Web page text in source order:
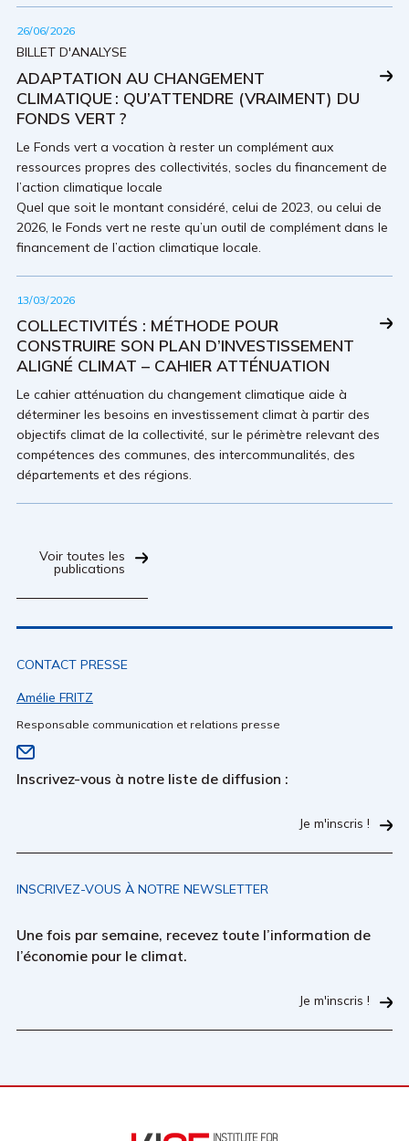
26/06/2026
BILLET D'ANALYSE
ADAPTATION AU CHANGEMENT
CLIMATIQUE : QU’ATTENDRE (VRAIMENT) DU
FONDS VERT ?
Le Fonds vert a vocation à rester un complément aux
ressources propres des collectivités, socles du financement de
l’action climatique locale
Quel que soit le montant considéré, celui de 2023, ou celui de
2026, le Fonds vert ne reste qu’un outil de complément dans le
financement de l’action climatique locale.
13/03/2026
COLLECTIVITÉS : MÉTHODE POUR
CONSTRUIRE SON PLAN D’INVESTISSEMENT
ALIGNÉ CLIMAT – CAHIER ATTÉNUATION
Le cahier atténuation du changement climatique aide à
déterminer les besoins en investissement climat à partir des
objectifs climat de la collectivité, sur le périmètre relevant des
compétences des communes, des intercommunalités, des
départements et des régions.
Voir toutes les
publications
CONTACT PRESSE
Amélie FRITZ
Responsable communication et relations presse
Inscrivez-vous à notre liste de diffusion :
Je m'inscris !
INSCRIVEZ-VOUS À NOTRE NEWSLETTER
Une fois par semaine, recevez toute l’information de
l’économie pour le climat.
Je m'inscris !